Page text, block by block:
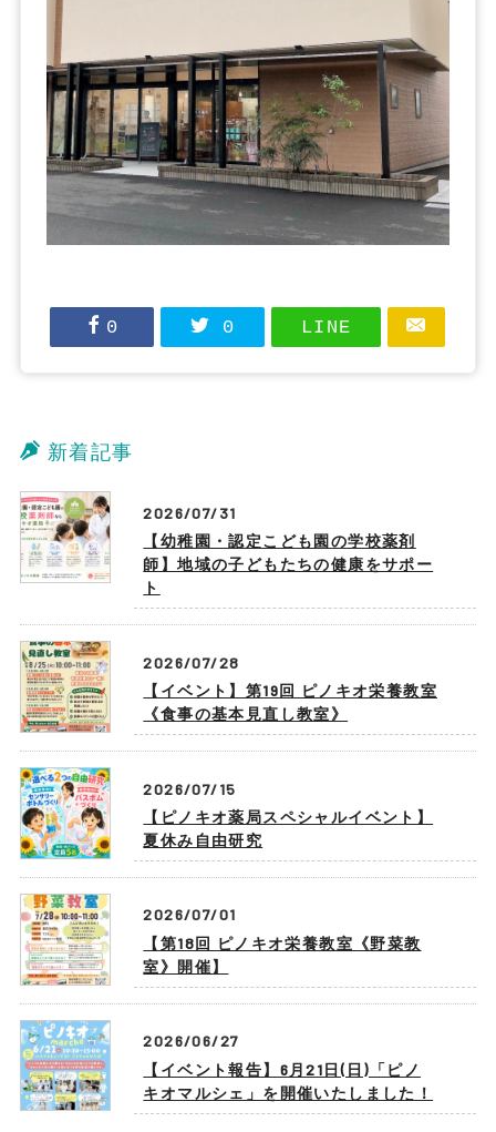
0 0 LINE
新着記事
2026/07/31
【幼稚園・認定こども園の学校薬剤
師】地域の子どもたちの健康をサポー
ト
2026/07/28
【イベント】第19回 ピノキオ栄養教室
《食事の基本見直し教室》
2026/07/15
【ピノキオ薬局スペシャルイベント】
夏休み自由研究
2026/07/01
【第18回 ピノキオ栄養教室《野菜教
室》開催】
2026/06/27
【イベント報告】6月21日(日)「ピノ
キオマルシェ」を開催いたしました！